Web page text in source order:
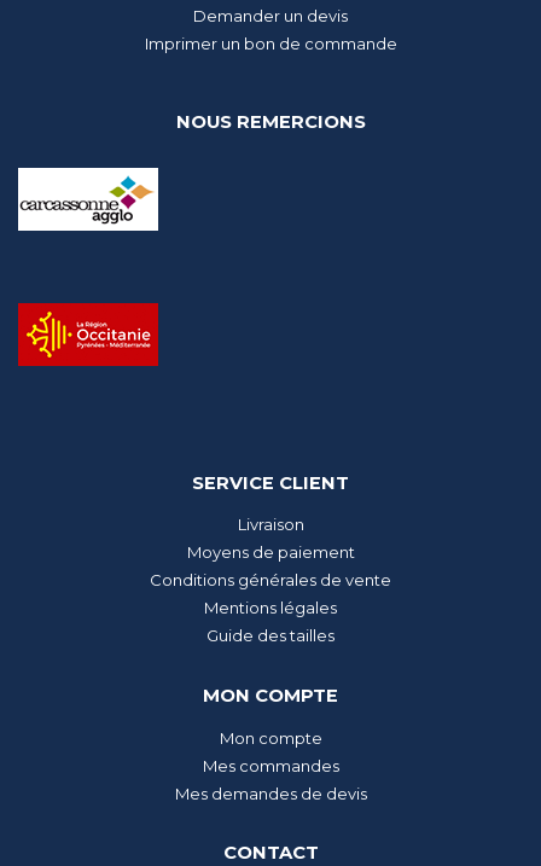
Demander un devis
Imprimer un bon de commande
NOUS REMERCIONS
SERVICE CLIENT
Livraison
Moyens de paiement
Conditions générales de vente
Mentions légales
Guide des tailles
MON COMPTE
Mon compte
Mes commandes
Mes demandes de devis
CONTACT